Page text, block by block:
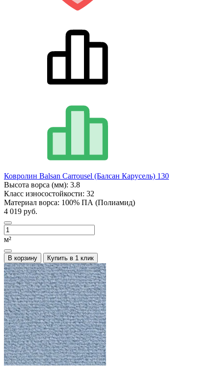
Ковролин Balsan Carrousel (Балсан Карусель) 130
Высота ворса (мм): 3.8
Класс износостойкости: 32
Материал ворса: 100% ПА (Полиамид)
4 019 руб.
м²
В корзину Купить в 1 клик